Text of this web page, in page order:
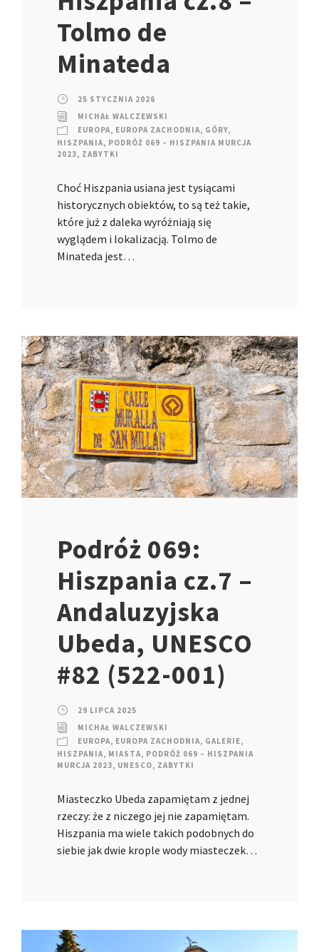
Tolmo de
Minateda
25 STYCZNIA 2026
MICHAŁ WALCZEWSKI
EUROPA, EUROPA ZACHODNIA, GÓRY,
HISZPANIA, PODRÓŻ 069 – HISZPANIA MURCJA
2023, ZABYTKI
Choć Hiszpania usiana jest tysiącami
historycznych obiektów, to są też takie,
które już z daleka wyróżniają się
wyglądem i lokalizacją. Tolmo de
Minateda jest…
Podróż 069:
Hiszpania cz.7 –
Andaluzyjska
Ubeda, UNESCO
#82 (522-001)
29 LIPCA 2025
MICHAŁ WALCZEWSKI
EUROPA, EUROPA ZACHODNIA, GALERIE,
HISZPANIA, MIASTA, PODRÓŻ 069 – HISZPANIA
MURCJA 2023, UNESCO, ZABYTKI
Miasteczko Ubeda zapamiętam z jednej
rzeczy: że z niczego jej nie zapamiętam.
Hiszpania ma wiele takich podobnych do
siebie jak dwie krople wody miasteczek…